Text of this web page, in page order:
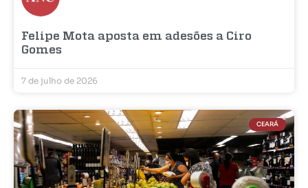
Felipe Mota aposta em adesões a Ciro
Gomes
7 de julho de 2026
CEARÁ